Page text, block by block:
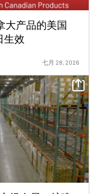
大产品的美国
生效
七月 28, 2026